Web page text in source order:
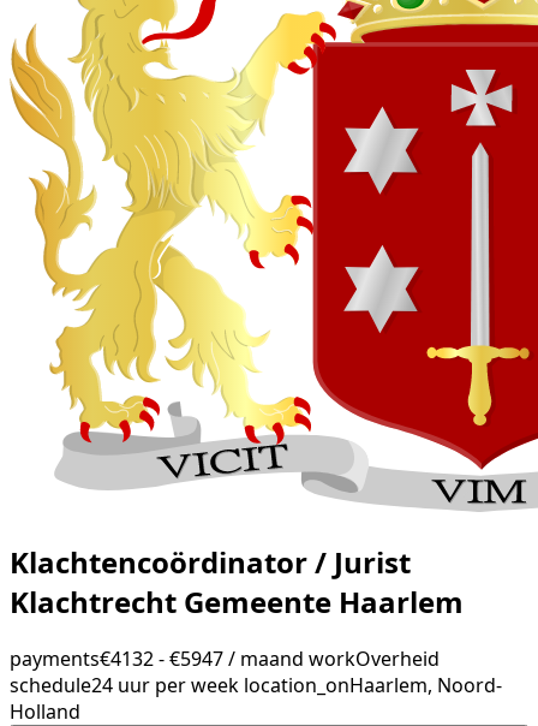
Klachtencoördinator / Jurist
Klachtrecht Gemeente Haarlem
payments€4132 - €5947 / maand workOverheid
schedule24 uur per week location_onHaarlem, Noord-
Holland